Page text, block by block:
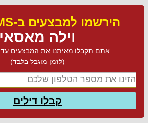
הירשמו למבצעים ב-SMS עבור:
וילה מאסאי
אתם תקבלו מאיתנו את המבצעים עד 50% הנחה!
(לזמן מוגבל בלבד)
קבלו דילים